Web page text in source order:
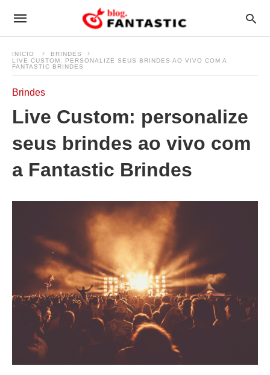
INICIO
BRINDES
LIVE CUSTOM: PERSONALIZE SEUS BRINDES AO VIVO COM A
FANTASTIC BRINDES
Brindes
Live Custom: personalize
seus brindes ao vivo com
a Fantastic Brindes